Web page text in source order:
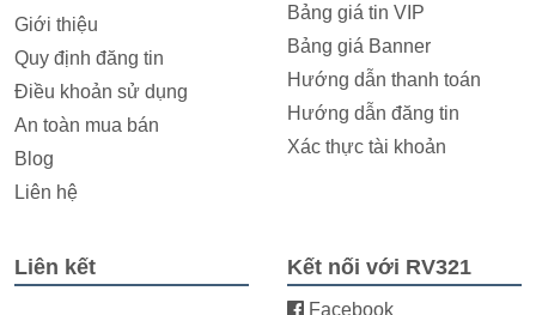
Giới thiệu
Quy định đăng tin
Điều khoản sử dụng
An toàn mua bán
Blog
Liên hệ
Bảng giá tin VIP
Bảng giá Banner
Hướng dẫn thanh toán
Hướng dẫn đăng tin
Xác thực tài khoản
Liên kết Kết nối với RV321
Facebook